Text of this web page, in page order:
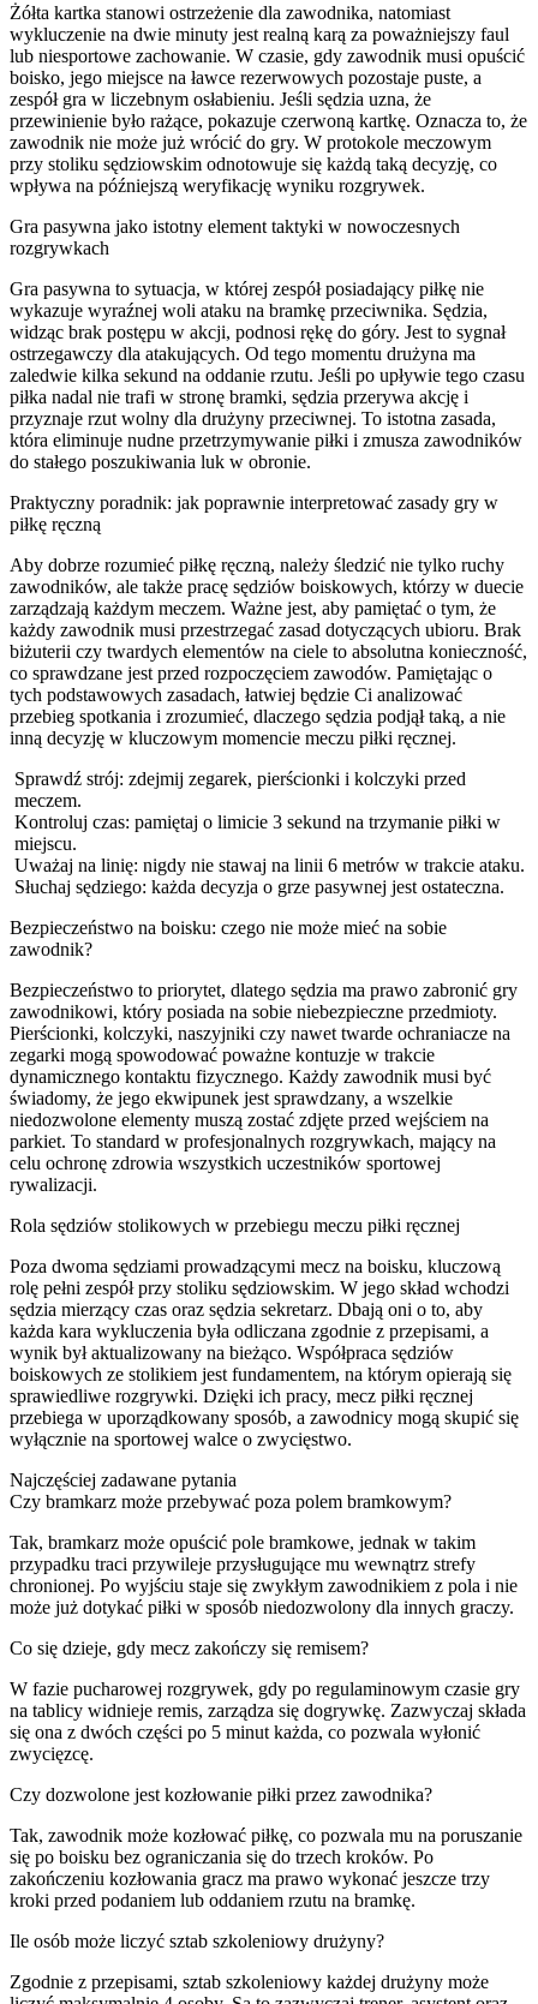
Żółta kartka stanowi ostrzeżenie dla zawodnika, natomiast
wykluczenie na dwie minuty jest realną karą za poważniejszy faul
lub niesportowe zachowanie. W czasie, gdy zawodnik musi opuścić
boisko, jego miejsce na ławce rezerwowych pozostaje puste, a
zespół gra w liczebnym osłabieniu. Jeśli sędzia uzna, że
przewinienie było rażące, pokazuje czerwoną kartkę. Oznacza to, że
zawodnik nie może już wrócić do gry. W protokole meczowym
przy stoliku sędziowskim odnotowuje się każdą taką decyzję, co
wpływa na późniejszą weryfikację wyniku rozgrywek.
Gra pasywna jako istotny element taktyki w nowoczesnych
rozgrywkach
Gra pasywna to sytuacja, w której zespół posiadający piłkę nie
wykazuje wyraźnej woli ataku na bramkę przeciwnika. Sędzia,
widząc brak postępu w akcji, podnosi rękę do góry. Jest to sygnał
ostrzegawczy dla atakujących. Od tego momentu drużyna ma
zaledwie kilka sekund na oddanie rzutu. Jeśli po upływie tego czasu
piłka nadal nie trafi w stronę bramki, sędzia przerywa akcję i
przyznaje rzut wolny dla drużyny przeciwnej. To istotna zasada,
która eliminuje nudne przetrzymywanie piłki i zmusza zawodników
do stałego poszukiwania luk w obronie.
Praktyczny poradnik: jak poprawnie interpretować zasady gry w
piłkę ręczną
Aby dobrze rozumieć piłkę ręczną, należy śledzić nie tylko ruchy
zawodników, ale także pracę sędziów boiskowych, którzy w duecie
zarządzają każdym meczem. Ważne jest, aby pamiętać o tym, że
każdy zawodnik musi przestrzegać zasad dotyczących ubioru. Brak
biżuterii czy twardych elementów na ciele to absolutna konieczność,
co sprawdzane jest przed rozpoczęciem zawodów. Pamiętając o
tych podstawowych zasadach, łatwiej będzie Ci analizować
przebieg spotkania i zrozumieć, dlaczego sędzia podjął taką, a nie
inną decyzję w kluczowym momencie meczu piłki ręcznej.
Sprawdź strój: zdejmij zegarek, pierścionki i kolczyki przed
meczem.
Kontroluj czas: pamiętaj o limicie 3 sekund na trzymanie piłki w
miejscu.
Uważaj na linię: nigdy nie stawaj na linii 6 metrów w trakcie ataku.
Słuchaj sędziego: każda decyzja o grze pasywnej jest ostateczna.
Bezpieczeństwo na boisku: czego nie może mieć na sobie
zawodnik?
Bezpieczeństwo to priorytet, dlatego sędzia ma prawo zabronić gry
zawodnikowi, który posiada na sobie niebezpieczne przedmioty.
Pierścionki, kolczyki, naszyjniki czy nawet twarde ochraniacze na
zegarki mogą spowodować poważne kontuzje w trakcie
dynamicznego kontaktu fizycznego. Każdy zawodnik musi być
świadomy, że jego ekwipunek jest sprawdzany, a wszelkie
niedozwolone elementy muszą zostać zdjęte przed wejściem na
parkiet. To standard w profesjonalnych rozgrywkach, mający na
celu ochronę zdrowia wszystkich uczestników sportowej
rywalizacji.
Rola sędziów stolikowych w przebiegu meczu piłki ręcznej
Poza dwoma sędziami prowadzącymi mecz na boisku, kluczową
rolę pełni zespół przy stoliku sędziowskim. W jego skład wchodzi
sędzia mierzący czas oraz sędzia sekretarz. Dbają oni o to, aby
każda kara wykluczenia była odliczana zgodnie z przepisami, a
wynik był aktualizowany na bieżąco. Współpraca sędziów
boiskowych ze stolikiem jest fundamentem, na którym opierają się
sprawiedliwe rozgrywki. Dzięki ich pracy, mecz piłki ręcznej
przebiega w uporządkowany sposób, a zawodnicy mogą skupić się
wyłącznie na sportowej walce o zwycięstwo.
Najczęściej zadawane pytania
Czy bramkarz może przebywać poza polem bramkowym?
Tak, bramkarz może opuścić pole bramkowe, jednak w takim
przypadku traci przywileje przysługujące mu wewnątrz strefy
chronionej. Po wyjściu staje się zwykłym zawodnikiem z pola i nie
może już dotykać piłki w sposób niedozwolony dla innych graczy.
Co się dzieje, gdy mecz zakończy się remisem?
W fazie pucharowej rozgrywek, gdy po regulaminowym czasie gry
na tablicy widnieje remis, zarządza się dogrywkę. Zazwyczaj składa
się ona z dwóch części po 5 minut każda, co pozwala wyłonić
zwycięzcę.
Czy dozwolone jest kozłowanie piłki przez zawodnika?
Tak, zawodnik może kozłować piłkę, co pozwala mu na poruszanie
się po boisku bez ograniczania się do trzech kroków. Po
zakończeniu kozłowania gracz ma prawo wykonać jeszcze trzy
kroki przed podaniem lub oddaniem rzutu na bramkę.
Ile osób może liczyć sztab szkoleniowy drużyny?
Zgodnie z przepisami, sztab szkoleniowy każdej drużyny może